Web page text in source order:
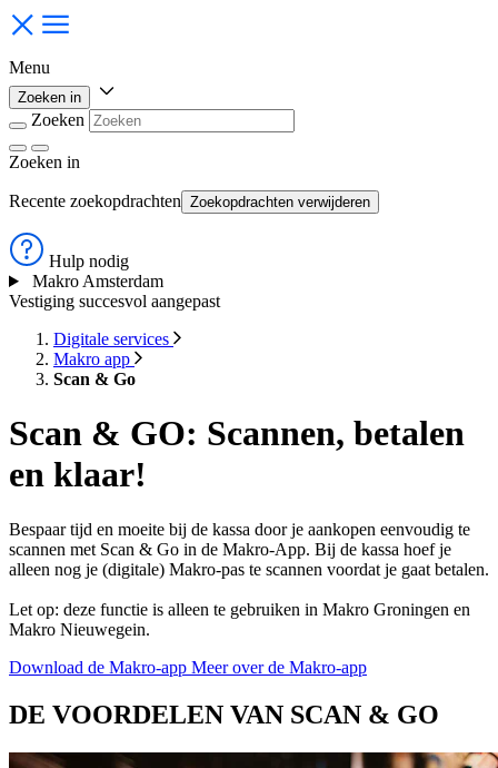
Menu
Zoeken in
Zoeken
Zoeken in
Recente zoekopdrachten Zoekopdrachten verwijderen
Hulp nodig
Makro Amsterdam
Vestiging succesvol aangepast
Digitale services
Makro app
Scan & Go
Scan & GO: Scannen, betalen
en klaar!
Bespaar tijd en moeite bij de kassa door je aankopen eenvoudig te
scannen met Scan & Go in de Makro-App. Bij de kassa hoef je
alleen nog je (digitale) Makro-pas te scannen voordat je gaat betalen.
Let op: deze functie is alleen te gebruiken in Makro Groningen en
Makro Nieuwegein.
Download de Makro-app Meer over de Makro-app
DE VOORDELEN VAN SCAN & GO